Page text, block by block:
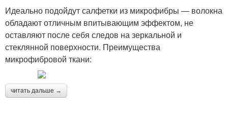
Идеально подойдут салфетки из микрофибры — волокна
обладают отличным впитывающим эффектом, не
оставляют после себя следов на зеркальной и
стеклянной поверхности. Преимущества
микрофибровой ткани:
читать дальше →